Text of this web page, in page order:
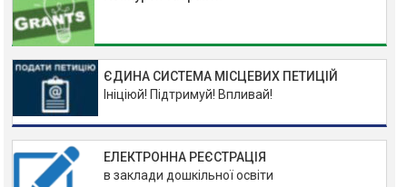
ЄДИНА СИСТЕМА МІСЦЕВИХ ПЕТИЦІЙ
Ініціюй! Підтримуй! Впливай!
ЕЛЕКТРОННА РЕЄСТРАЦІЯ
в заклади дошкільної освіти